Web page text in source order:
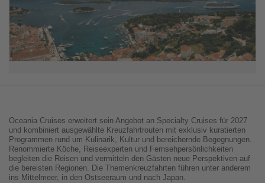
Oceania Cruises erweitert sein Angebot an Specialty Cruises für 2027
und kombiniert ausgewählte Kreuzfahrtrouten mit exklusiv kuratierten
Programmen rund um Kulinarik, Kultur und bereichernde Begegnungen.
Renommierte Köche, Reiseexperten und Fernsehpersönlichkeiten
begleiten die Reisen und vermitteln den Gästen neue Perspektiven auf
die bereisten Regionen. Die Themenkreuzfahrten führen unter anderem
ins Mittelmeer, in den Ostseeraum und nach Japan.